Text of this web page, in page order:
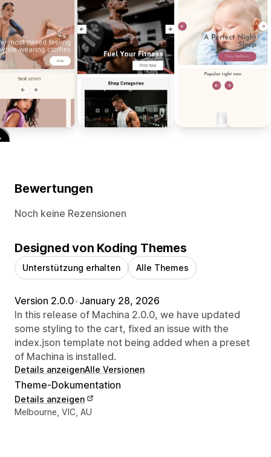
Bewertungen
Noch keine Rezensionen
Designed von Koding Themes
Unterstützung erhalten Alle Themes
Version 2.0.0•January 28, 2026
In this release of Machina 2.0.0, we have updated
some styling to the cart, fixed an issue with the
index.json template not being added when a preset
of Machina is installed.
Details anzeigenAlle Versionen
Theme-Dokumentation
Details anzeigen
Designer-Kontaktdaten
Melbourne, VIC, AU